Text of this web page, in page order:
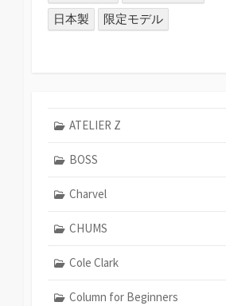
日本製
限定モデル
ATELIER Z
BOSS
Charvel
CHUMS
Cole Clark
Column for Beginners